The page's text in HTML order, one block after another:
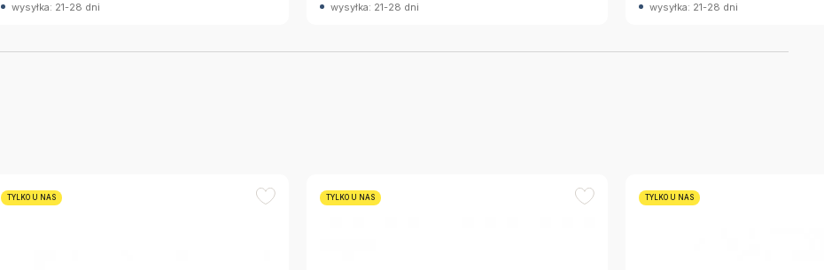
wysyłka: 21-28 dni wysyłka: 21-28 dni wysyłka: 21-28 dni
TYLKO U NAS TYLKO U NAS TYLKO U NAS